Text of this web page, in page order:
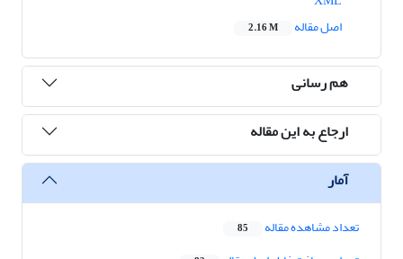
اصل مقاله
2.16 M
هم رسانی
ارجاع به این مقاله
آمار
تعداد مشاهده مقاله 85